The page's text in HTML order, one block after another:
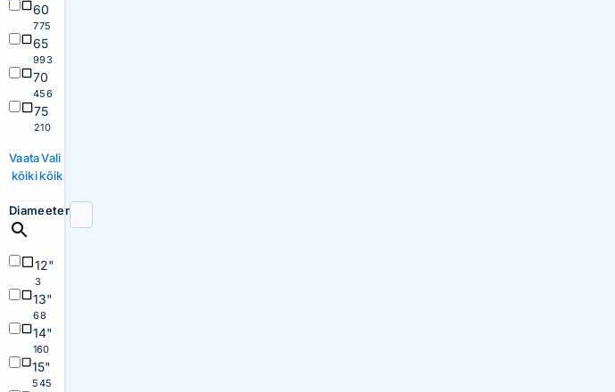
60
775
65
993
70
456
75
210
Vaata
kõiki
Vali
kõik
Diameeter
12"
3
13"
68
14"
160
15"
545